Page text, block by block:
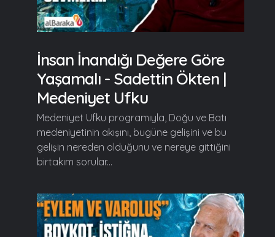
İnsan İnandığı Değere Göre
Yaşamalı - Sadettin Ökten |
Medeniyet Ufku
Medeniyet Ufku programıyla, Doğu ve Batı
medeniyetinin akışını, bugüne gelişini ve bu
gelişin nereden olduğunu ve nereye gittiğini
birtakım sorular...